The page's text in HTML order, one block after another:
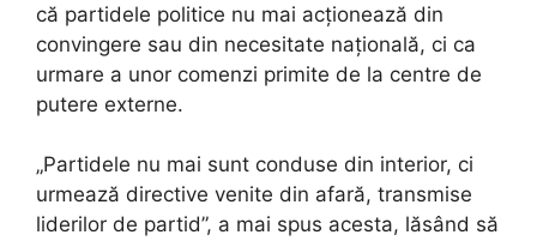
că partidele politice nu mai acționează din
convingere sau din necesitate națională, ci ca
urmare a unor comenzi primite de la centre de
putere externe.
„Partidele nu mai sunt conduse din interior, ci
urmează directive venite din afară, transmise
liderilor de partid”, a mai spus acesta, lăsând să